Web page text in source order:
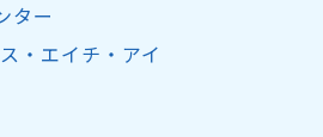
ター
・エイチ・アイ